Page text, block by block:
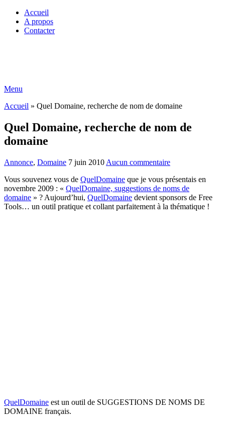
Accueil
A propos
Contacter
Menu
Accueil » Quel Domaine, recherche de nom de domaine
Quel Domaine, recherche de nom de
domaine
Annonce, Domaine 7 juin 2010 Aucun commentaire
Vous souvenez vous de QuelDomaine que je vous présentais en
novembre 2009 : « QuelDomaine, suggestions de noms de
domaine » ? Aujourd’hui, QuelDomaine devient sponsors de Free
Tools… un outil pratique et collant parfaitement à la thématique !
QuelDomaine est un outil de SUGGESTIONS DE NOMS DE
DOMAINE français.